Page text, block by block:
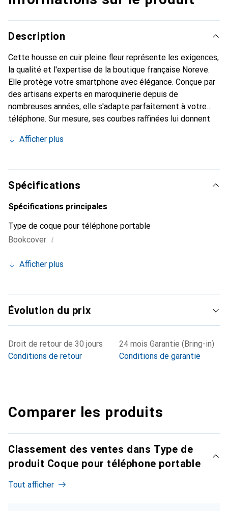
Description
Cette housse en cuir pleine fleur représente les exigences,
la qualité et l'expertise de la boutique française Noreve.
Elle protège votre smartphone avec élégance. Conçue par
des artisans experts en maroquinerie depuis de
nombreuses années, elle s'adapte parfaitement à votre
téléphone. Sur mesure, ses courbes raffinées lui donnent
et indispensable pour votre smartphone. Reconnaître
marque Noreve est un choix sûr pour une clientèle
exigeante.
Afficher plus
Spécifications
Spécifications principales
Type de coque pour téléphone portable
Bookcover i
Afficher plus
Évolution du prix
Droit de retour de 30 jours
Conditions de retour
24 mois Garantie (Bring-in)
Conditions de garantie
Comparer les produits
Classement des ventes dans Type de
produit Coque pour téléphone portable
Tout afficher